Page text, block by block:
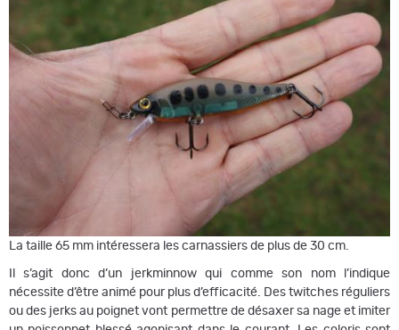
La taille 65 mm intéressera les carnassiers de plus de 30 cm.
Il s’agit donc d’un jerkminnow qui comme son nom l’indique
nécessite d’être animé pour plus d’efficacité. Des twitches réguliers
ou des jerks au poignet vont permettre de désaxer sa nage et imiter